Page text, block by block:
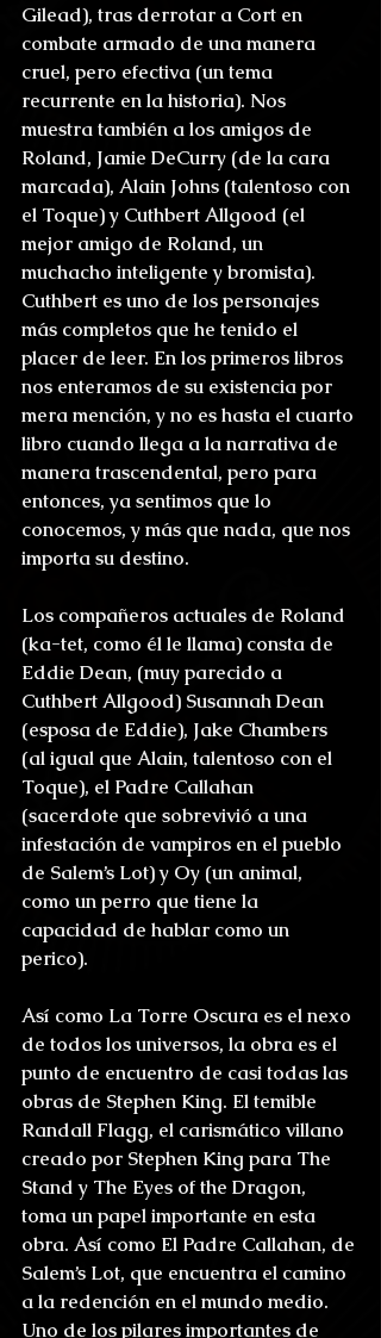
Gilead), tras derrotar a Cort en
combate armado de una manera
cruel, pero efectiva (un tema
recurrente en la historia). Nos
muestra también a los amigos de
Roland, Jamie DeCurry (de la cara
marcada), Alain Johns (talentoso con
el Toque) y Cuthbert Allgood (el
mejor amigo de Roland, un
muchacho inteligente y bromista).
Cuthbert es uno de los personajes
más completos que he tenido el
placer de leer. En los primeros libros
nos enteramos de su existencia por
mera mención, y no es hasta el cuarto
libro cuando llega a la narrativa de
manera trascendental, pero para
entonces, ya sentimos que lo
conocemos, y más que nada, que nos
importa su destino.
Los compañeros actuales de Roland
(ka-tet, como él le llama) consta de
Eddie Dean, (muy parecido a
Cuthbert Allgood) Susannah Dean
(esposa de Eddie), Jake Chambers
(al igual que Alain, talentoso con el
Toque), el Padre Callahan
(sacerdote que sobrevivió a una
infestación de vampiros en el pueblo
de Salem’s Lot) y Oy (un animal,
como un perro que tiene la
capacidad de hablar como un
perico).
Así como La Torre Oscura es el nexo
de todos los universos, la obra es el
punto de encuentro de casi todas las
obras de Stephen King. El temible
Randall Flagg, el carismático villano
creado por Stephen King para The
Stand y The Eyes of the Dragon,
toma un papel importante en esta
obra. Así como El Padre Callahan, de
Salem’s Lot, que encuentra el camino
a la redención en el mundo medio.
Uno de los pilares importantes de